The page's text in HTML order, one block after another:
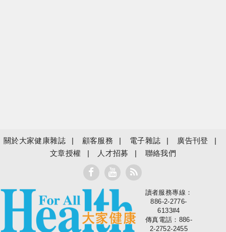
關於大家健康雜誌 顧客服務 電子雜誌
廣告刊登
文章授權
人才招募 聯絡我們
大家健康
讀者服務專線：
886-2-2776-
6133#4
傳真電話：886-
2-2752-2455